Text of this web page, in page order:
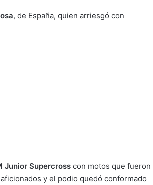
, de España, quien arriesgó con
Junior Supercross con motos que fueron
y el podio quedó conformado